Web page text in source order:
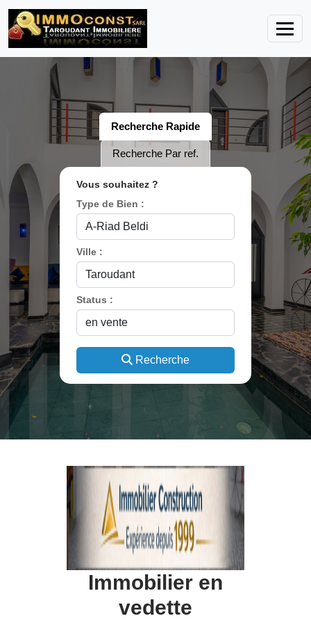
Recherche Rapide
Recherche Par ref.
Vous souhaitez ?
Type de Bien :
Ville :
Status :
Recherche
Immobilier en
vedette